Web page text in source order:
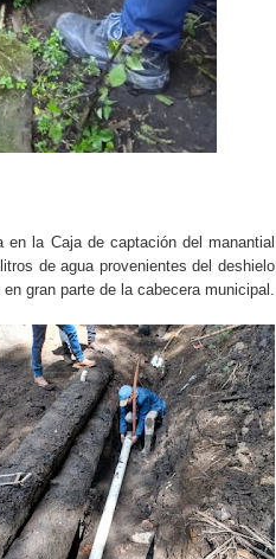
la Caja de captación del manantial
de agua provenientes del deshielo
gran parte de la cabecera municipal.